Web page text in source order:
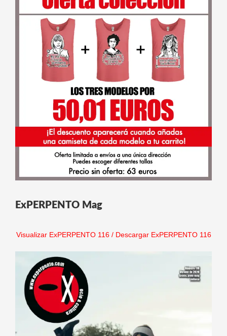
ExPERPENTO Mag
Visualizar ExPERPENTO 116/ Descargar ExPERPENTO 116